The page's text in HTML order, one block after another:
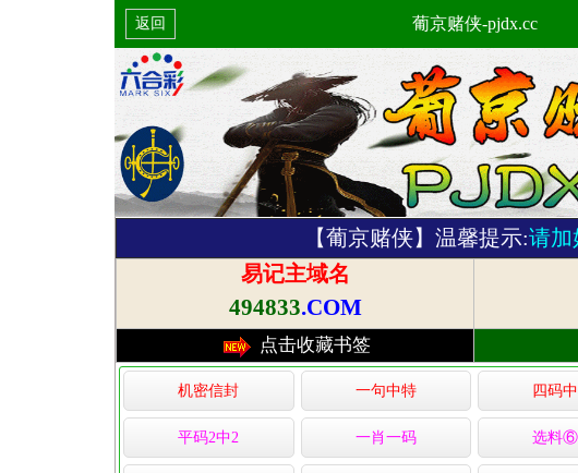
返回 葡京赌侠-pjdx.cc
【葡京赌侠】温馨提示:请加
易记主域名
494833.COM
点击收藏书签
机密信封 一句中特 四码
平码2中2 一肖一码 选料